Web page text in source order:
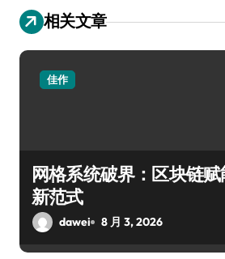
相关文章
佳作
网格系统破界：区块链
新范式
dawei 8 月 3, 2026